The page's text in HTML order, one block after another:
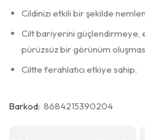
Cildinizi etkili bir şekilde
Cilt bariyerini güçlendirmeye,
pürüzsüz bir görünüm
Ciltte ferahlatıcı etkiye sahip.
Barkod: 8684215390204